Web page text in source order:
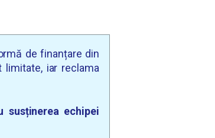
de finanțare din
limitate, iar reclama
echipei